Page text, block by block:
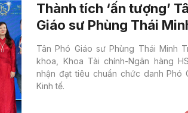
Thành tích ‘ấn tượng’
Giáo sư Phùng Thái
Tốt nghiệp Thạc sĩ ở
tại New Zealand
Tân Phó Giáo sư Phùng Thái Minh
khoa, Khoa Tài chính-Ngân hàng
nhận đạt tiêu chuẩn chức danh Phó
Kinh tế.